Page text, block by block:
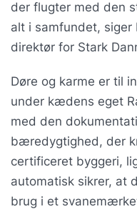
der flugter med den
alt i samfundet, siger
direktør for Stark
Døre og karme er til
under kædens eget
med den
bæredygtighed, der
certificeret byggeri,
automatisk sikrer, at
brug i et